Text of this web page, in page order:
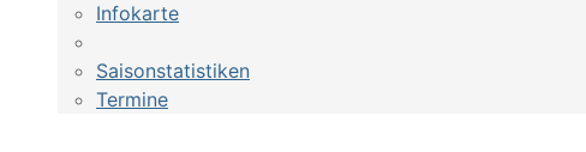
Infokarte
Saisonstatistiken
Termine